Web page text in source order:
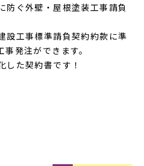
ぐ外壁・屋根塗装工事請負
工事標準請負契約約款に準
発注ができます。
た契約書です！